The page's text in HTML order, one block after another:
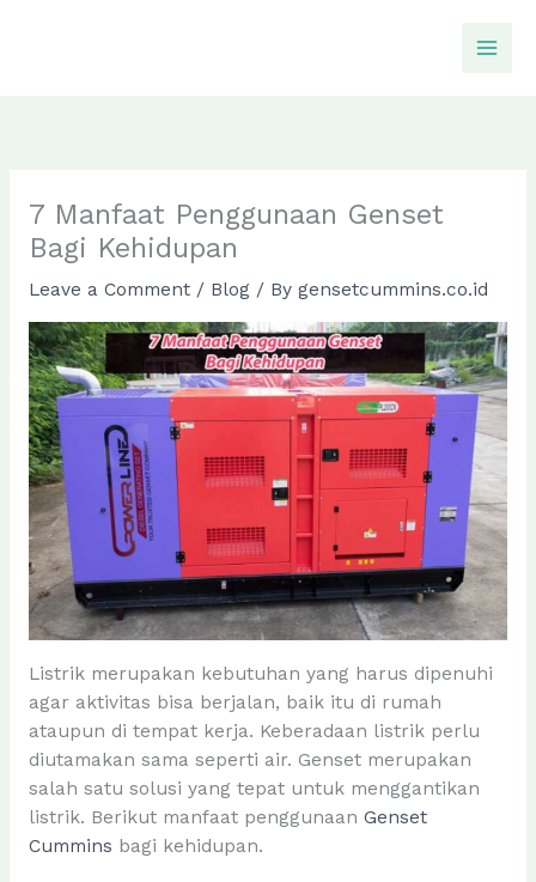
7 Manfaat Penggunaan Genset
Bagi Kehidupan
Leave a Comment / Blog/ By gensetcummins.co.id
Listrik merupakan kebutuhan yang harus dipenuhi
agar aktivitas bisa berjalan, baik itu di rumah
ataupun di tempat kerja. Keberadaan listrik perlu
diutamakan sama seperti air. Genset merupakan
salah satu solusi yang tepat untuk menggantikan
listrik. Berikut manfaat penggunaan Genset
Cummins bagi kehidupan.